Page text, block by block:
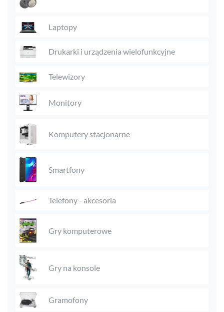
Laptopy
Drukarki i urządzenia wielofunkcyjne
Telewizory
Monitory
Komputery stacjonarne
Smartfony
Telefony - akcesoria
Gry komputerowe
Gry na konsole
Gramofony